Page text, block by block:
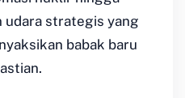
udara strategis yang
babak baru